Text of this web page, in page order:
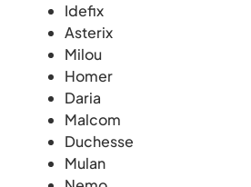
Idefix
Asterix
Milou
Homer
Daria
Malcom
Duchesse
Mulan